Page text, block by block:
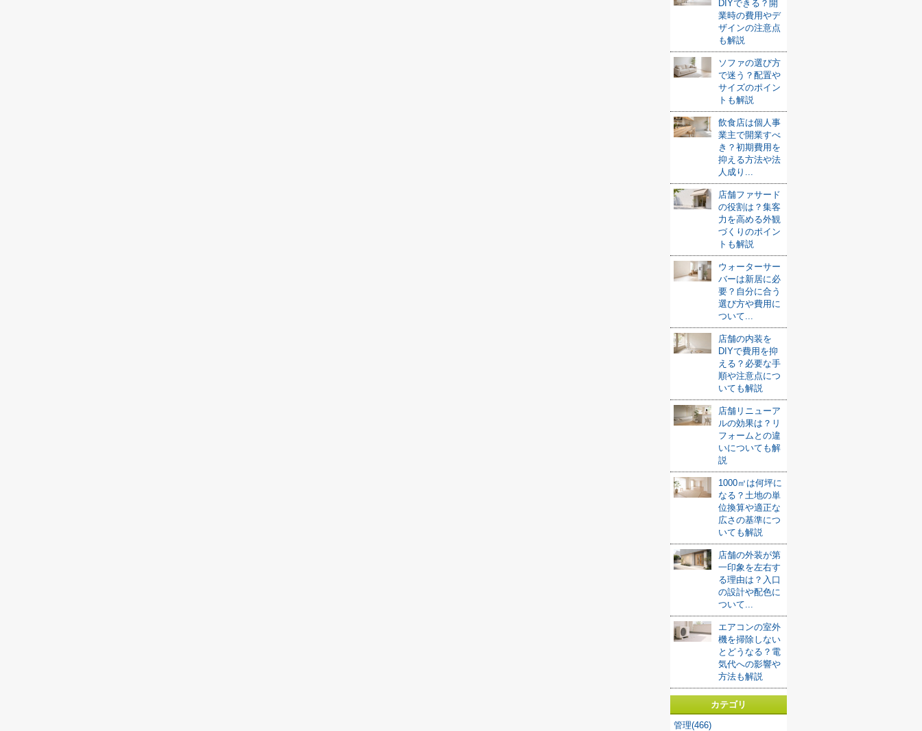
DIYできる？開
業時の費用やデ
ザインの注意点
も解説
ソファの選び方
で迷う？配置や
サイズのポイン
トも解説
飲食店は個人事
業主で開業すべ
き？初期費用を
抑える方法や法
人成り...
店舗ファサード
の役割は？集客
力を高める外観
づくりのポイン
トも解説
ウォーターサー
バーは新居に必
要？自分に合う
選び方や費用に
ついて...
店舗の内装を
DIYで費用を抑
える？必要な手
順や注意点につ
いても解説
店舗リニューア
ルの効果は？リ
フォームとの違
いについても解
説
1000㎡は何坪に
なる？土地の単
位換算や適正な
広さの基準につ
いても解説
店舗の外装が第
一印象を左右す
る理由は？入口
の設計や配色に
ついて...
エアコンの室外
機を掃除しない
とどうなる？電
気代への影響や
方法も解説
カテゴリ
管理(466)